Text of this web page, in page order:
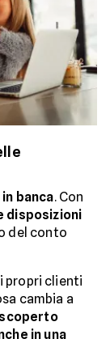
banca. Con
disposizioni
del conto
propri clienti
cambia a
scoperto
in una